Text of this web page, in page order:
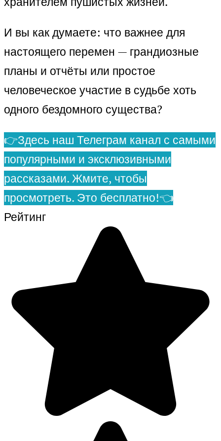
И вы как думаете: что важнее для
настоящего перемен — грандиозные
планы и отчёты или простое
человеческое участие в судьбе хоть
одного бездомного существа?
👉Здесь наш Телеграм канал с самыми
популярными и эксклюзивными
рассказами. Жмите, чтобы
просмотреть. Это бесплатно!👈
Рейтинг